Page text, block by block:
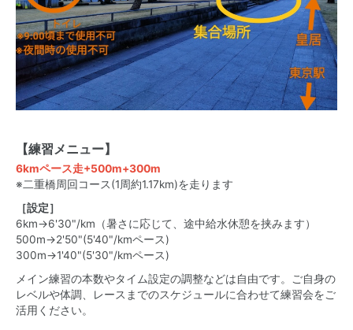
【練習メニュー】
6kmペース走+500m+300m
※二重橋周回コース(1周約1.17km)を走ります
［設定］
6km→6'30"/km（暑さに応じて、途中給水休憩を挟みます）
500m→2'50"(5'40"/kmペース)
300m→1'40"(5'30"/kmペース)
メイン練習の本数やタイム設定の調整などは自由です。ご自身の
レベルや体調、レースまでのスケジュールに合わせて練習会をご
活用ください。